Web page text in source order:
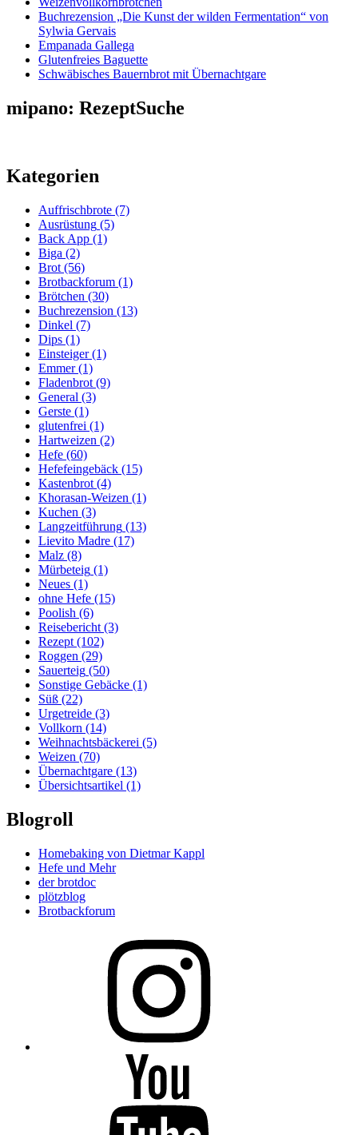
Buchrezension „Die Kunst der wilden Fermentation“ von
Sylwia Gervais
Empanada Gallega
Glutenfreies Baguette
Schwäbisches Bauernbrot mit Übernachtgare
mipano: RezeptSuche
Kategorien
Auffrischbrote (7)
Ausrüstung (5)
Back App (1)
Biga (2)
Brot (56)
Brotbackforum (1)
Brötchen (30)
Buchrezension (13)
Dinkel (7)
Dips (1)
Einsteiger(1)
Emmer(1)
Fladenbrot (9)
General (3)
Gerste (1)
glutenfrei (1)
Hartweizen (2)
Hefe (60)
Hefefeingebäck (15)
Kastenbrot (4)
Khorasan-Weizen (1)
Kuchen (3)
Langzeitführung (13)
Lievito Madre (17)
Malz (8)
Mürbeteig (1)
Neues (1)
ohne Hefe (15)
Poolish (6)
Reisebericht (3)
Rezept (102)
Roggen (29)
Sauerteig (50)
Sonstige Gebäcke (1)
Süß (22)
Urgetreide (3)
Vollkorn (14)
Weihnachtsbäckerei (5)
Weizen (70)
Übernachtgare (13)
Übersichtsartikel (1)
Blogroll
Homebaking von Dietmar Kappl
Hefe und Mehr
der brotdoc
plötzblog
Brotbackforum